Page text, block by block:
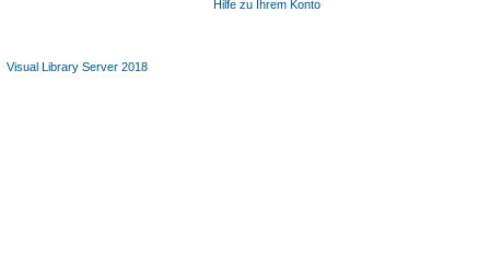
Hilfe zu Ihrem Konto
Visual Library Server 2018